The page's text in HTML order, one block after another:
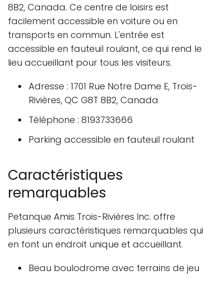
8B2, Canada. Ce centre de loisirs est
facilement accessible en voiture ou en
transports en commun. L'entrée est
accessible en fauteuil roulant, ce qui rend le
lieu accueillant pour tous les visiteurs.
Adresse : 1701 Rue Notre Dame E, Trois-
Rivières, QC G8T 8B2, Canada
Téléphone : 8193733666
Parking accessible en fauteuil roulant
Caractéristiques
remarquables
Petanque Amis Trois-Rivières Inc. offre
plusieurs caractéristiques remarquables qui
en font un endroit unique et accueillant.
Beau boulodrome avec terrains de jeu